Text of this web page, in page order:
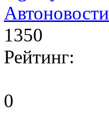
Автоновости
1350
Рейтинг:
0